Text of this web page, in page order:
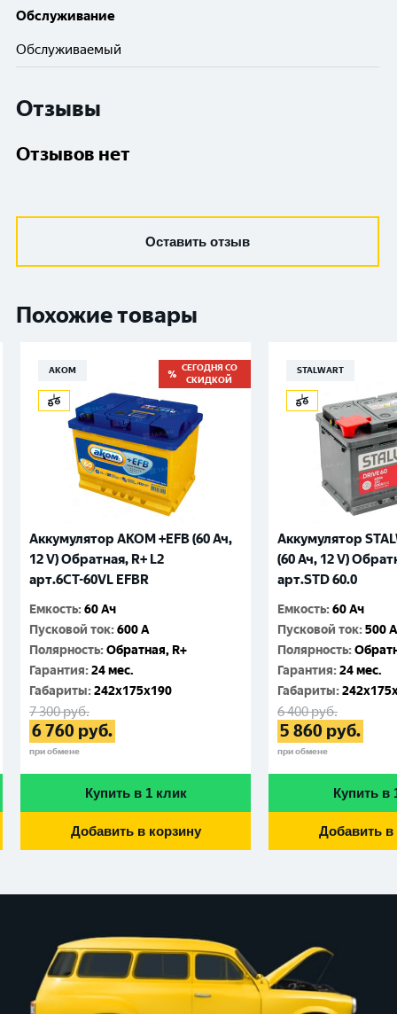
Обслуживание
Обслуживаемый
Отзывы
Отзывов нет
Оставить отзыв
Похожие товары
АКОМ
СЕГОДНЯ СО
СКИДКОЙ
Аккумулятор AKOM +EFB (60 Ач,
12 V) Обратная, R+ L2
арт.6CТ-60VL EFBR
Емкость:60 Ач
Пусковой ток:600 A
Полярность:Обратная, R+
Гарантия:24 мес.
Габариты:242x175x190
7 300руб.
6 760 руб.
при обмене
Купить в 1 клик
Добавить в корзину
STALWART
Аккумулятор
(60 Ач, 12 V)
арт.STD 60.0
Емкость:60 Ач
Пусковой ток:500 A
Полярность:
Гарантия:24 мес.
Габариты:
6 400руб.
5 860 руб.
при обмене
Купить в
Добавить в